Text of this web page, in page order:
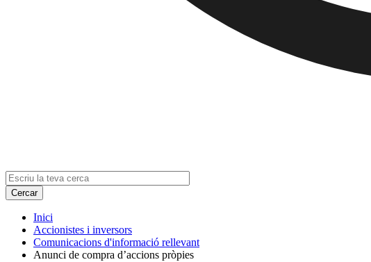
Inici
Accionistes i inversors
Comunicacions d'informació rellevant
Anunci de compra d’accions pròpies